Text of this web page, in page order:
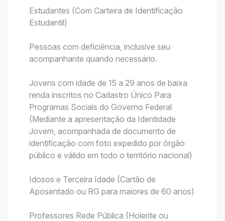
Estudantes (Com Carteira de Identificação
Estudantil)
Pessoas com deficiência, inclusive seu
acompanhante quando necessário.
Jovens com idade de 15 a 29 anos de baixa
renda inscritos no Cadastro Único Para
Programas Sociais do Governo Federal
(Mediante a apresentação da Identidade
Jovem, acompanhada de documento de
identificação com foto expedido por órgão
público e válido em todo o território nacional)
Idosos e Terceira Idade (Cartão de
Aposentado ou RG para maiores de 60 anos)
Professores Rede Pública (Holerite ou